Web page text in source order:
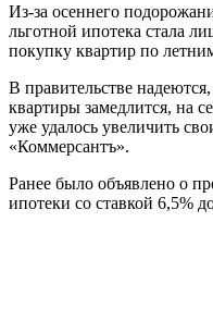
Из-за осеннего
льготной ипотека стала
покупку квартир по
В правительстве
квартиры замедлится, на
уже удалось увеличить
«Коммерсантъ».
Ранее было объявлено о
ипотеки со ставкой 6,5%